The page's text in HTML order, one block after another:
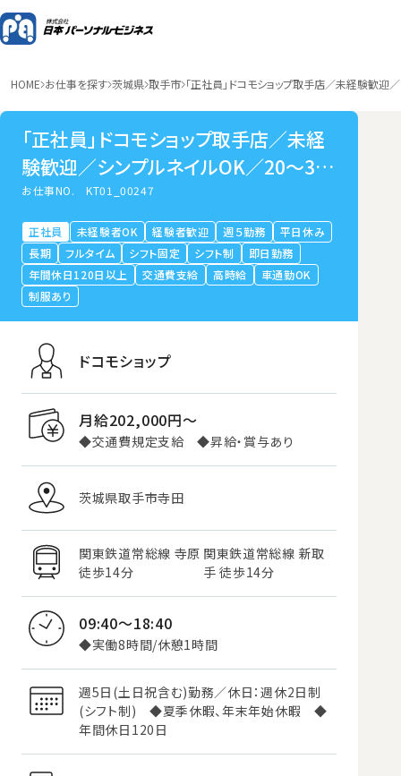
HOME お仕事を探す 茨城県 取手市 「正社員」ドコモショップ取手店／未経験歓
「正社員」ドコモショップ取手店／未経
験歓迎／シンプルネイルOK／20～30
代活躍中
お仕事NO.KT01_00247
正社員 未経験者OK 経験者歓迎 週５勤務
平日休み
長期
フルタイム シフト固定 シフト制
即日勤務
年間休日120日以上
交通費支給 高時給
車通勤OK
制服あり
ドコモショップ
月給202,000円〜
◆交通費規定支給 ◆昇給・賞与あり
茨城県取手市寺田
関東鉄道常総線 寺原
徒歩14分
関東鉄道常総線 新取
手 徒歩14分
09:40～18:40
◆実働8時間/休憩1時間
週5日(土日祝含む)勤務／休日：週休2日制
(シフト制) ◆夏季休暇、年末年始休暇 ◆
年間休日120日